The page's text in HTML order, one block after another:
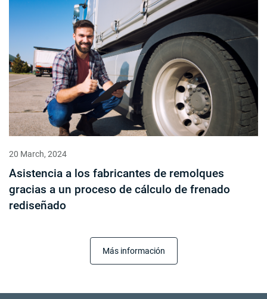
20 March, 2024
Asistencia a los fabricantes de remolques
gracias a un proceso de cálculo de frenado
rediseñado
Más información